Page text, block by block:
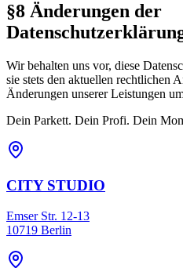
§8 Änderungen der
Wir behalten uns vor, diese
sie stets den aktuellen rechtlichen
Änderungen unserer Leistungen
Dein Parkett. Dein Profi. Dein
CITY STUDIO
Emser Str. 12-13
10719 Berlin